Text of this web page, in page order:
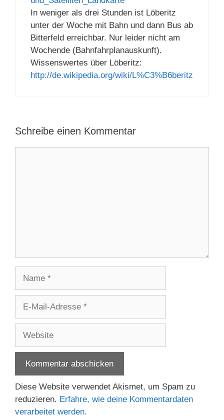
In weniger als drei Stunden ist Löberitz
unter der Woche mit Bahn und dann Bus ab
Bitterfeld erreichbar. Nur leider nicht am
Wochende (Bahnfahrplanauskunft).
Wissenswertes über Löberitz:
http://de.wikipedia.org/wiki/L%C3%B6beritz
Schreibe einen Kommentar
Adresse
Diese Website verwendet Akismet, um Spam zu
reduzieren. Erfahre, wie deine Kommentardaten
verarbeitet werden.